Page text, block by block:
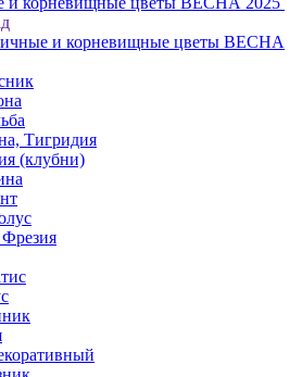
и корневищные цветы ВЕСНА
Тигридия
(клубни)